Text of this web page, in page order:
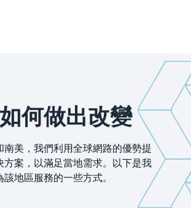
何做出改變
南美，我們利用全球網路的優勢提
方案，以滿足當地需求。以下是我
地區服務的一些方式。